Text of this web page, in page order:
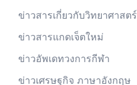
ข่าวสารเกี่ยวกับวิทยาศาสตร์
ข่าวสารแกดเจ็ตใหม่
ข่าวอัพเดทวงการกีฬา
ข่าวเศรษฐกิจ ภาษาอังกฤษ